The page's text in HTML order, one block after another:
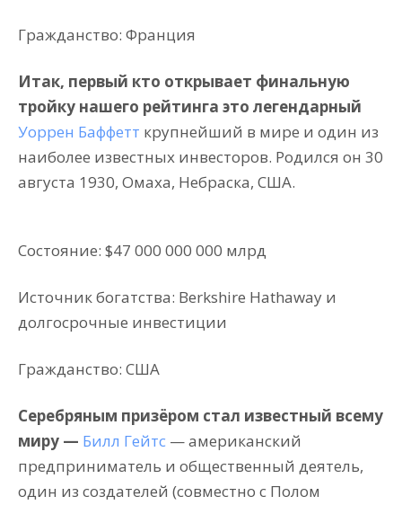
Гражданство: Франция
Итак, первый кто открывает финальную
тройку нашего рейтинга это легендарный
Уоррен Баффетт крупнейший в мире и один из
наиболее известных инвесторов. Родился он 30
августа 1930, Омаха, Небраска, США.
Состояние: $47 000 000 000 млрд
Источник богатства: Berkshire Hathaway и
долгосрочные инвестиции
Гражданство: США
Серебряным призёром стал известный всему
миру — Билл Гейтс — американский
предприниматель и общественный деятель,
один из создателей (совместно с Полом